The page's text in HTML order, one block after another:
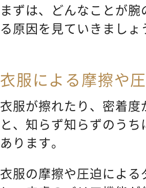
まずは、どんなことが
る原因を見ていきましょ
衣服による摩擦や
衣服が擦れたり、密着
と、知らず知らずのう
あります。
衣服の摩擦や圧迫によ